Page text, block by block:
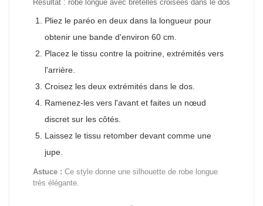
Résultat : robe longue avec bretelles croisées dans le dos
Pliez le paréo en deux dans la longueur pour
obtenir une bande d'environ 60 cm.
Placez le tissu contre la poitrine, extrémités vers
l'arrière.
Croisez les deux extrémités dans le dos.
Ramenez-les vers l'avant et faites un nœud
discret sur les côtés.
Laissez le tissu retomber devant comme une
jupe.
Astuce : Ce style donne une silhouette de robe longue
très élégante.